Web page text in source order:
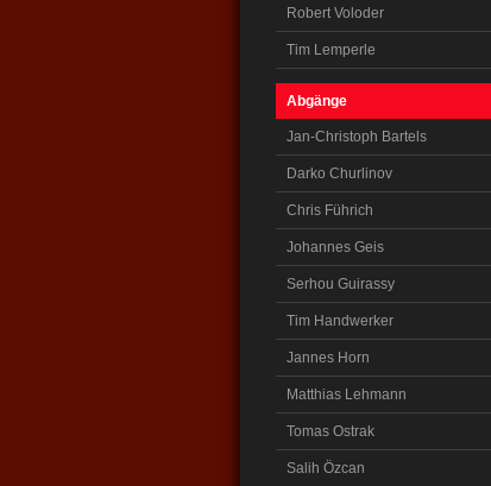
Robert Voloder
Tim Lemperle
Abgänge
Jan-Christoph Bartels
Darko Churlinov
Chris Führich
Johannes Geis
Serhou Guirassy
Tim Handwerker
Jannes Horn
Matthias Lehmann
Tomas Ostrak
Salih Özcan